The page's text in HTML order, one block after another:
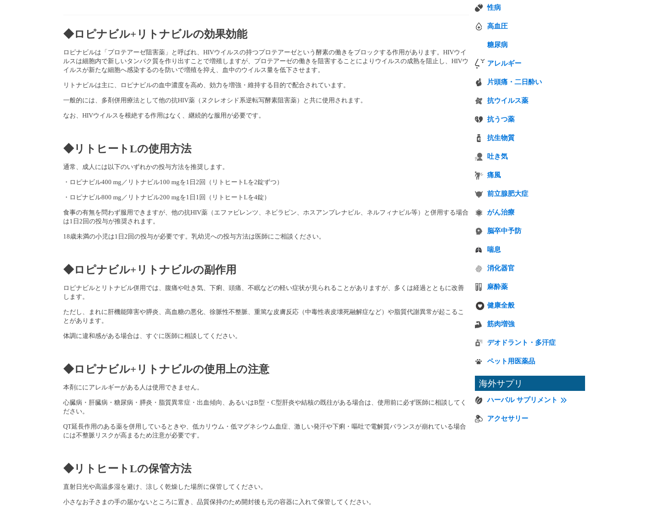
◆ロピナビル+リトナビルの効果効能
ロピナビルは「プロテアーゼ阻害薬」と呼ばれ、HIVウイルスの持つプロテアーゼという酵素の働きをブロックする作用があります。HIVウイ
ルスは細胞内で新しいタンパク質を作り出すことで増殖しますが、プロテアーゼの働きを阻害することによりウイルスの成熟を阻止し、HIVウ
イルスが新たな細胞へ感染するのを防いで増殖を抑え、血中のウイルス量を低下させます。
リトナビルは主に、ロピナビルの血中濃度を高め、効力を増強・維持する目的で配合されています。
一般的には、多剤併用療法として他の抗HIV薬（ヌクレオシド系逆転写酵素阻害薬）と共に使用されます。
なお、HIVウイルスを根絶する作用はなく、継続的な服用が必要です。
◆リトヒートLの使用方法
通常、成人には以下のいずれかの投与方法を推奨します。
・ロピナビル400 mg／リトナビル100 mgを1日2回（リトヒートLを2錠ずつ）
・ロピナビル800 mg／リトナビル200 mgを1日1回（リトヒートLを4錠）
食事の有無を問わず服用できますが、他の抗HIV薬（エファビレンツ、ネビラピン、ホスアンプレナビル、ネルフィナビル等）と併用する場合
は1日2回の投与が推奨されます。
18歳未満の小児は1日2回の投与が必要です。乳幼児への投与方法は医師にご相談ください。
◆ロピナビル+リトナビルの副作用
ロピナビルとリトナビル併用では、腹痛や吐き気、下痢、頭痛、不眠などの軽い症状が見られることがありますが、多くは経過とともに改善
します。
ただし、まれに肝機能障害や膵炎、高血糖の悪化、徐脈性不整脈、重篤な皮膚反応（中毒性表皮壊死融解症など）や脂質代謝異常が起こるこ
とがあります。
体調に違和感がある場合は、すぐに医師に相談してください。
◆ロピナビル+リトナビルの使用上の注意
本剤ににアレルギーがある人は使用できません。
心臓病・肝臓病・糖尿病・膵炎・脂質異常症・出血傾向、あるいはB型・C型肝炎や結核の既往がある場合は、使用前に必ず医師に相談してく
ださい。
QT延長作用のある薬を併用しているときや、低カリウム・低マグネシウム血症、激しい発汗や下痢・嘔吐で電解質バランスが崩れている場合
には不整脈リスクが高まるため注意が必要です。
◆リトヒートLの保管方法
直射日光や高温多湿を避け、涼しく乾燥した場所に保管してください。
小さなお子さまの手の届かないところに置き、品質保持のため開封後も元の容器に入れて保管してください。
性病
高血圧
糖尿病
アレルギー
片頭痛・二日酔い
抗ウイルス薬
抗うつ薬
抗生物質
吐き気
痛風
前立腺肥大症
がん治療
脳卒中予防
喘息
消化器官
麻酔薬
健康全般
筋肉増強
デオドラント・多汗症
ペット用医薬品
海外サプリ
ハーバル サプリメント
アクセサリー